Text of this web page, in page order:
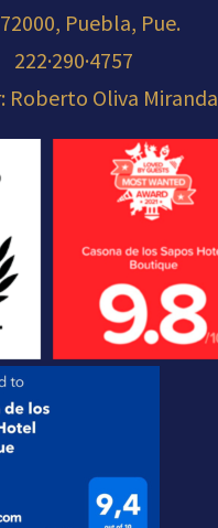
72000, Puebla, Pue.
222·290·4757
Roberto Oliva Miranda